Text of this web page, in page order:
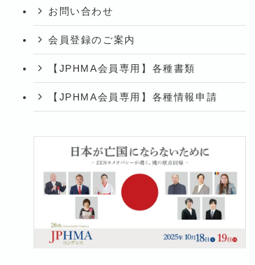
お問い合わせ
会員登録のご案内
【JPHMA会員専用】各種書類
【JPHMA会員専用】各種情報申請